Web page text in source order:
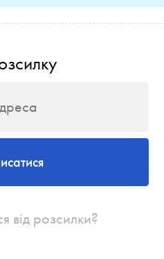
від розсилки?